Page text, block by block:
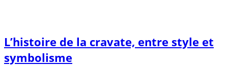
L’histoire de la cravate, entre style et
symbolisme